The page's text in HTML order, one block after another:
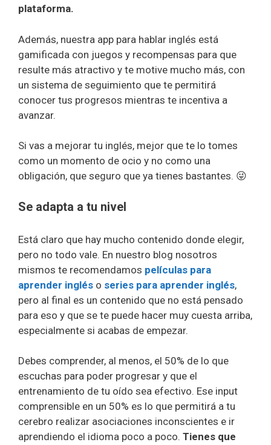
plataforma.
Además, nuestra app para hablar inglés está
gamificada con juegos y recompensas para que
resulte más atractivo y te motive mucho más, con
un sistema de seguimiento que te permitirá
conocer tus progresos mientras te incentiva a
avanzar.
Si vas a mejorar tu inglés, mejor que te lo tomes
como un momento de ocio y no como una
obligación, que seguro que ya tienes bastantes. 😜
Se adapta a tu nivel
Está claro que hay mucho contenido donde elegir,
pero no todo vale. En nuestro blog nosotros
mismos te recomendamos películas para
aprender inglés o series para aprender inglés,
pero al final es un contenido que no está pensado
para eso y que se te puede hacer muy cuesta arriba,
especialmente si acabas de empezar.
Debes comprender, al menos, el 50% de lo que
escuchas para poder progresar y que el
entrenamiento de tu oído sea efectivo. Ese input
comprensible en un 50% es lo que permitirá a tu
cerebro realizar asociaciones inconscientes e ir
aprendiendo el idioma poco a poco. Tienes que